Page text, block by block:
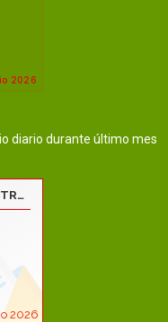
diario durante último mes